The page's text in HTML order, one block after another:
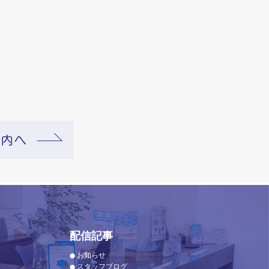
配信記事
お知らせ
スタッフブログ